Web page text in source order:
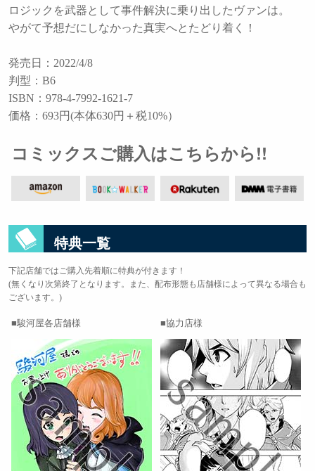
ロジックを武器として事件解決に乗り出したヴァンは。
やがて予想だにしなかった真実へとたどり着く！
発売日：2022/4/8
判型：B6
ISBN：978-4-7992-1621-7
価格：693円(本体630円＋税10%）
コミックスご購入はこちらから!!
特典一覧
下記店舗ではご購入先着順に特典が付きます！
(無くなり次第終了となります。また、配布形態も店舗様によって異なる場合も
ございます。)
駿河屋各店舗様 協力店様